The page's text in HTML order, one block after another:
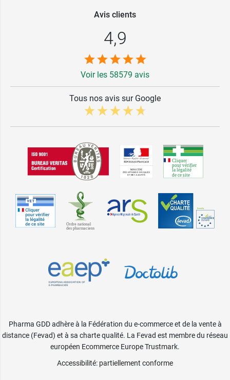
Avis clients
4,9
Voir les 58579 avis
Tous nos avis sur Google
Pharma GDD adhère à la Fédération du e-commerce et de la vente à
distance (Fevad) et à sa charte qualité. La Fevad est membre du réseau
européen Ecommerce Europe Trustmark.
Accessibilité: partiellement conforme